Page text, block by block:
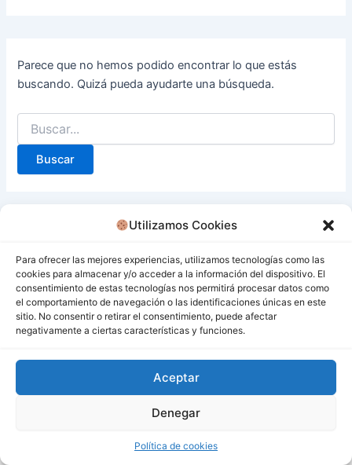
Utilizamos Cookies
Para ofrecer las mejores experiencias, utilizamos tecnologías como las
cookies para almacenar y/o acceder a la información del dispositivo. El
consentimiento de estas tecnologías nos permitirá procesar datos como
el comportamiento de navegación o las identificaciones únicas en este
sitio. No consentir o retirar el consentimiento, puede afectar
negativamente a ciertas características y funciones.
Aceptar
Denegar
Política de cookies
Parece que no hemos podido encontrar lo que estás
buscando. Quizá pueda ayudarte una búsqueda.
Todos los derechos © 2026 San Miguel De Los Bancos |